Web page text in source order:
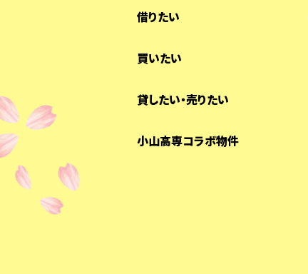
借りたい
買いたい
貸したい・売りたい
小山高専コラボ物件